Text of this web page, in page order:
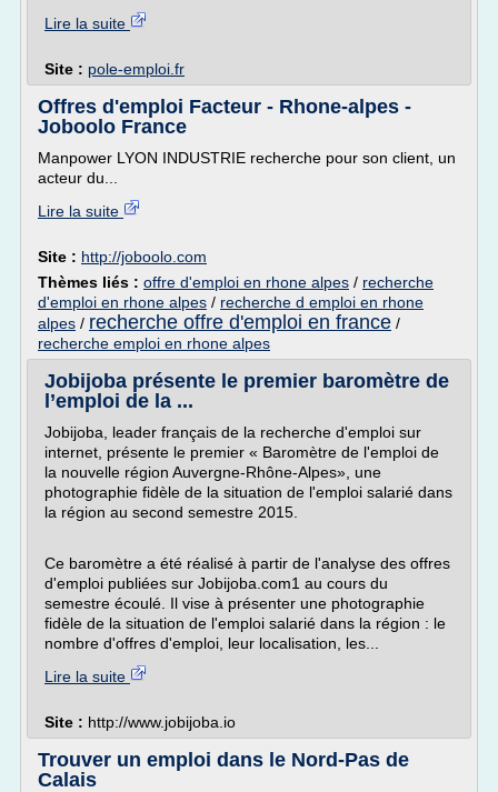
Lire la suite
Site : pole-emploi.fr
Offres d'emploi Facteur - Rhone-alpes -
Joboolo France
Manpower LYON INDUSTRIE recherche pour son client, un
acteur du...
Lire la suite
Site : http://joboolo.com
Thèmes liés : offre d'emploi en rhone alpes / recherche
d'emploi en rhone alpes / recherche d emploi en rhone
alpes / recherche offre d'emploi en france /
recherche emploi en rhone alpes
Jobijoba présente le premier baromètre de
l’emploi de la ...
Jobijoba, leader français de la recherche d'emploi sur
internet, présente le premier « Baromètre de l'emploi de
la nouvelle région Auvergne-Rhône-Alpes», une
photographie fidèle de la situation de l'emploi salarié dans
la région au second semestre 2015.
Ce baromètre a été réalisé à partir de l'analyse des offres
d'emploi publiées sur Jobijoba.com1 au cours du
semestre écoulé. Il vise à présenter une photographie
fidèle de la situation de l'emploi salarié dans la région : le
nombre d'offres d'emploi, leur localisation, les...
Lire la suite
Site : http://www.jobijoba.io
Trouver un emploi dans le Nord-Pas de
Calais